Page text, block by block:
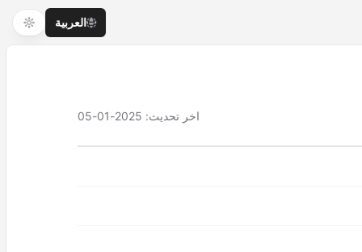
العربية
اخر تحديث:
2025-01-05